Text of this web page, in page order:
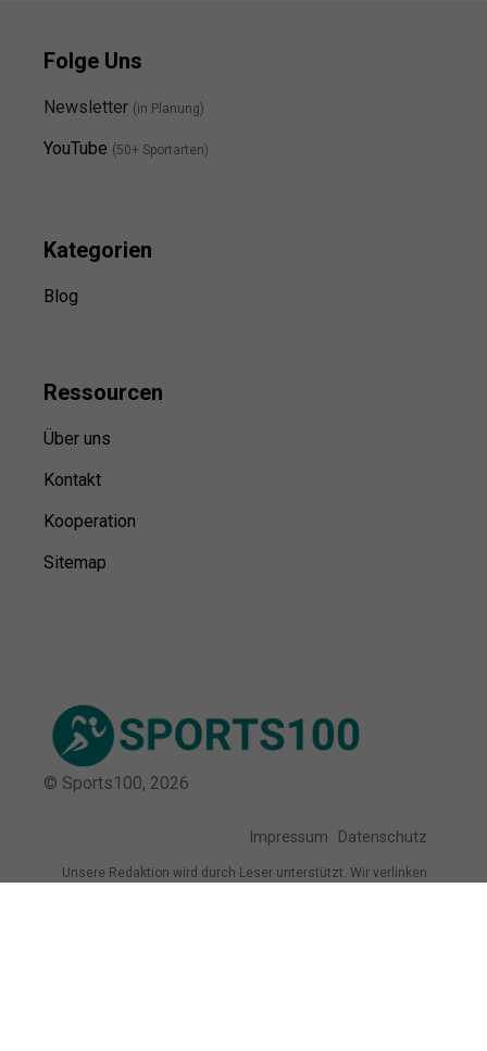
Folge Uns
Newsletter (in Planung)
YouTube (50+ Sportarten)
Kategorien
Blog
Ressourcen
Über uns
Kontakt
Kooperation
Sitemap
© Sports100, 2026
Impressum Datenschutz
Unsere Redaktion wird durch Leser unterstützt. Wir verlinken